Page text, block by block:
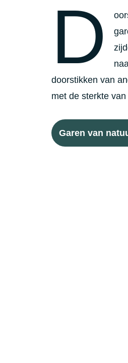
D
doorstikken van
met de sterkte
Garen van